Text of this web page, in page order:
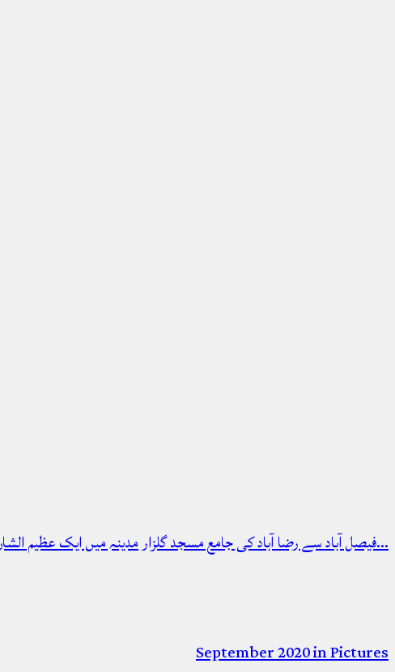
فیصل آباد سے رضا آباد کی جامع مسجد گلزار مدینہ میں ایک عظیم الشان…
September 2020 in Pictures